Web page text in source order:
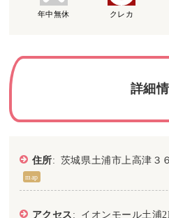
年中無休 クレカ
詳細
住所: 茨城県土浦市上高津３
map
アクセス : イオンモール土浦